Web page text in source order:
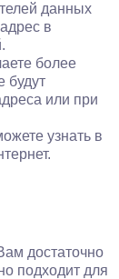
данных
в
более
будут
или при
узнать в
достаточно
подходит для